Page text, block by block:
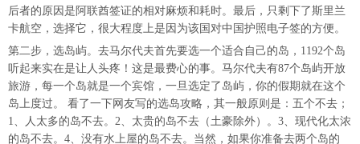
后者的原因是阿联酋签证的相对麻烦和耗时。最后，只剩下了斯里兰
卡航空，选择它，很大程度上是因为该国对中国护照电子签的方便。
第二步，选岛屿。去马尔代夫首先要选一个适合自己的岛，1192个岛
听起来实在是让人头疼！这是最费心的事。马尔代夫有87个岛屿开放
旅游，每一个岛就是一个宾馆，一旦选定了岛屿，你的假期就在这个
岛上度过。 看了一下网友写的选岛攻略，其一般原则是：五个不去；
1、人太多的岛不去。2、太贵的岛不去（土豪除外）。3、现代化太浓
的岛不去。4、没有水上屋的岛不去。当然，如果你准备去两个岛的